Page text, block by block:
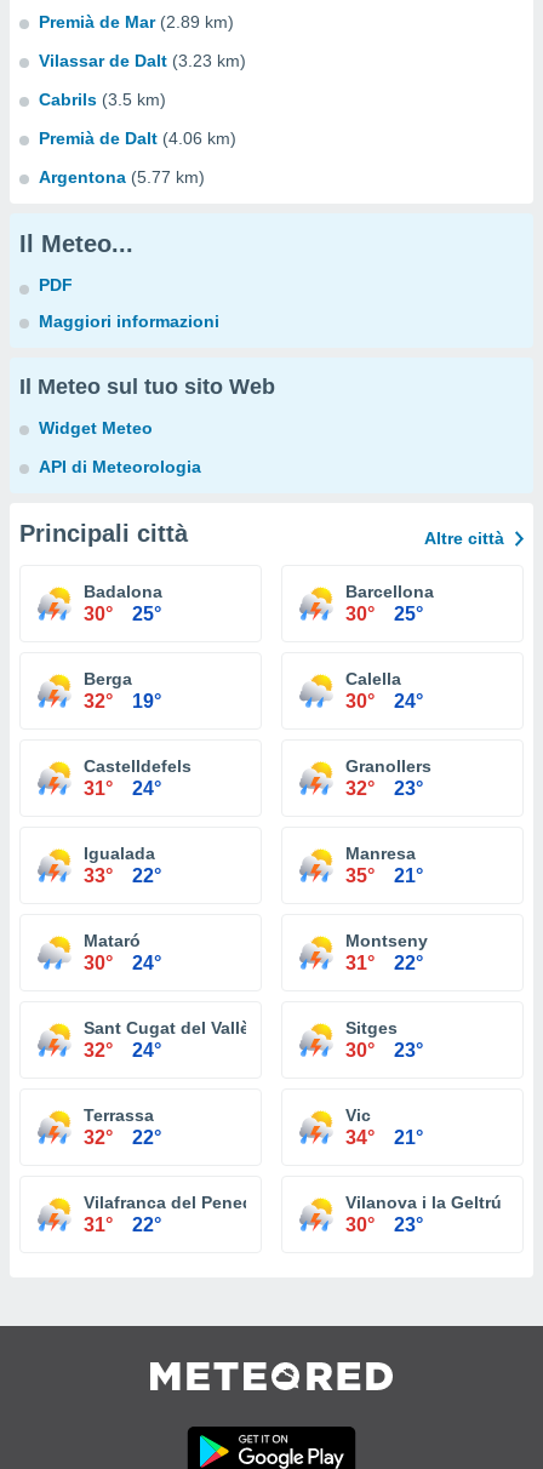
Premià de Mar (2.89 km)
Vilassar de Dalt (3.23 km)
Cabrils (3.5 km)
Premià de Dalt (4.06 km)
Argentona (5.77 km)
Il Meteo...
PDF
Maggiori informazioni
Il Meteo sul tuo sito Web
Widget Meteo
API di Meteorologia
Principali città Altre città
Badalona
30° 25°
Barcellona
30° 25°
Berga
32° 19°
Calella
30° 24°
Castelldefels
31° 24°
Granollers
32° 23°
Igualada
33° 22°
Manresa
35° 21°
Mataró
30° 24°
Montseny
31° 22°
Sant Cugat del Vallès
32° 24°
Sitges
30° 23°
Terrassa
32° 22°
Vic
34° 21°
Vilafranca del Penedès
31° 22°
Vilanova i la Geltrú
30° 23°